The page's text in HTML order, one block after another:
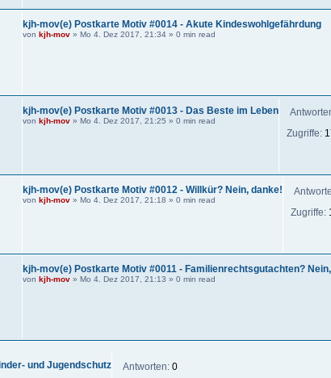
kjh-mov(e) Postkarte Motiv #0014 - Akute Kindeswohlgefährdung
von kjh-mov» Mo 4. Dez 2017, 21:34» 0 min read
kjh-mov(e) Postkarte Motiv #0013 - Das Beste im Leben
von kjh-mov» Mo 4. Dez 2017, 21:25 » 0 min read
Zugriffe:
kjh-mov(e) Postkarte Motiv #0012 - Willkür? Nein, danke!
von kjh-mov» Mo 4. Dez 2017, 21:18 » 0 min read
Zugriffe:
kjh-mov(e) Postkarte Motiv #0011 - Familienrechtsgutachten?
von kjh-mov» Mo 4. Dez 2017, 21:13 » 0 min read
und Jugendschutz Antworten: 0